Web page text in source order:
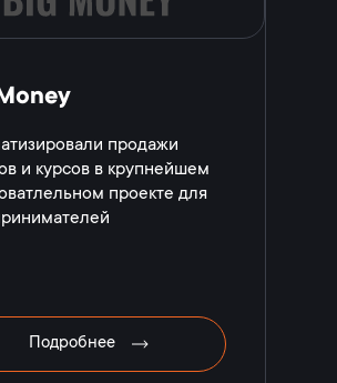
продажи
и курсов в крупнейшем
проекте для
Подробнее